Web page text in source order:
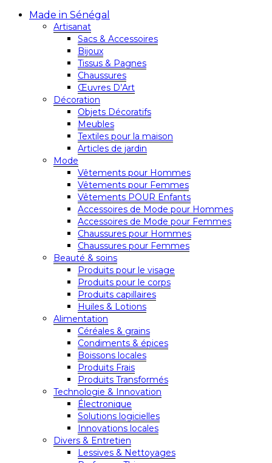
Made in Sénégal
Artisanat
Sacs & Accessoires
Bijoux
Tissus & Pagnes
Chaussures
Œuvres D’Art
Décoration
Objets Décoratifs
Meubles
Textiles pour la maison
Articles de jardin
Mode
Vêtements pour Hommes
Vêtements pour Femmes
Vêtements POUR Enfants
Accessoires de Mode pour Hommes
Accessoires de Mode pour Femmes
Chaussures pour Hommes
Chaussures pour Femmes
Beauté & soins
Produits pour le visage
Produits pour le corps
Produits capillaires
Huiles & Lotions
Alimentation
Céréales & grains
Condiments & épices
Boissons locales
Produits Frais
Produits Transformés
Technologie & Innovation
Électronique
Solutions logicielles
Innovations locales
Divers & Entretien
Lessives & Nettoyages